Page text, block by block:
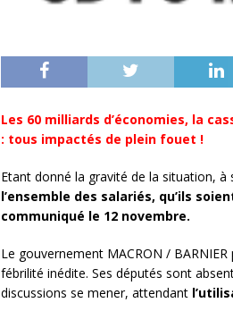
Les 60 milliards d’économies, la
: tous impactés de plein fouet !
Etant donné la gravité de la situation, à
l’ensemble des salariés, qu’ils
communiqué le 12 novembre.
Le gouvernement MACRON /
fébrilité inédite. Ses députés sont
discussions se mener, attendant